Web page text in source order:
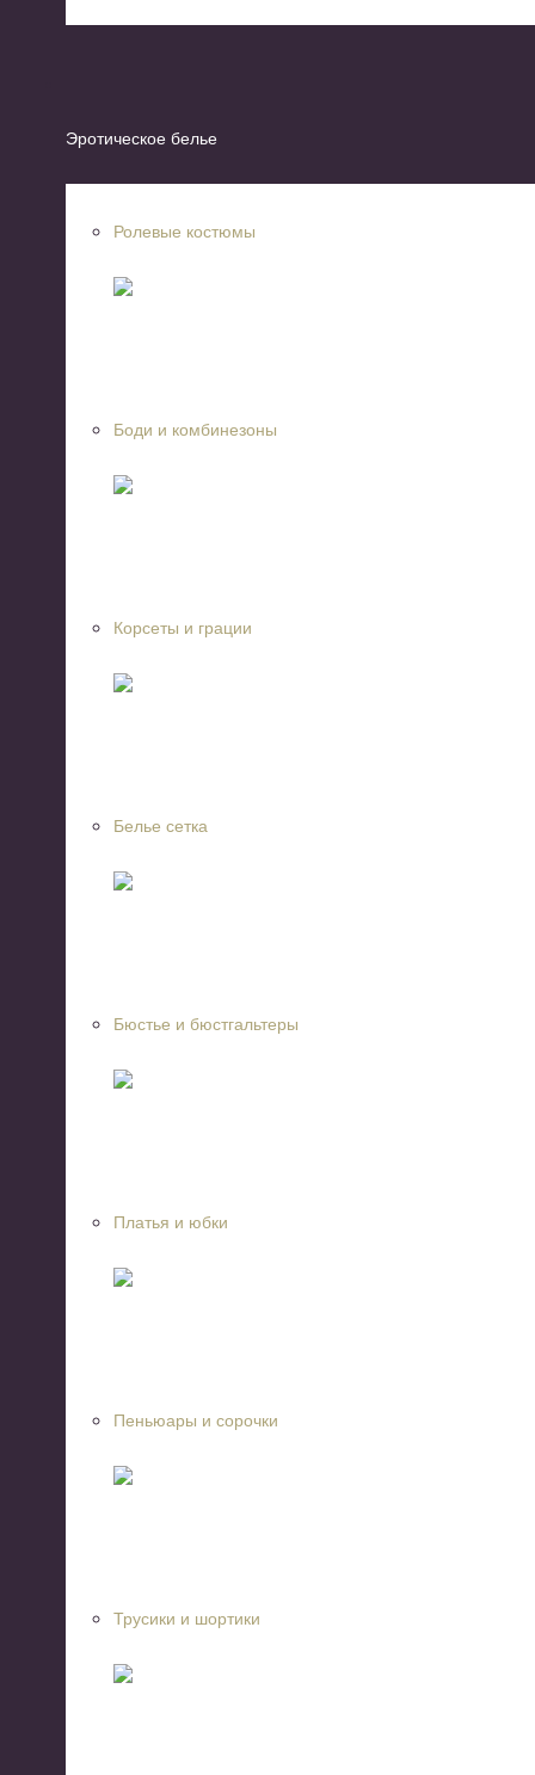
Эротическое белье
Ролевые костюмы
Боди и комбинезоны
Корсеты и грации
Белье сетка
Бюстье и бюстгальтеры
Платья и юбки
Пеньюары и сорочки
Трусики и шортики